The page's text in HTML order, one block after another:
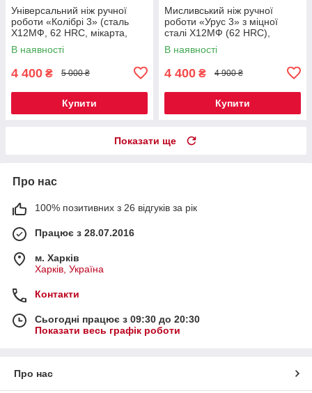
Універсальний ніж ручної
роботи «Колібрі 3» (сталь
Х12МФ, 62 HRC, мікарта,
шкіряний чохол)
В наявності
4 400 ₴ 5 000 ₴
Купити
Мисливський ніж ручної
роботи «Урус 3» з міцної
сталі Х12МФ (62 HRC),
руків'я мікарта, шкіряний
чохол
В наявності
4 400 ₴ 4 900 ₴
Купити
Показати ще
Про нас
100% позитивних з 26 відгуків за рік
Працює з 28.07.2016
м. Харків
Харків, Україна
Контакти
Сьогодні працює з 09:30 до 20:30
Показати весь графік роботи
Про нас